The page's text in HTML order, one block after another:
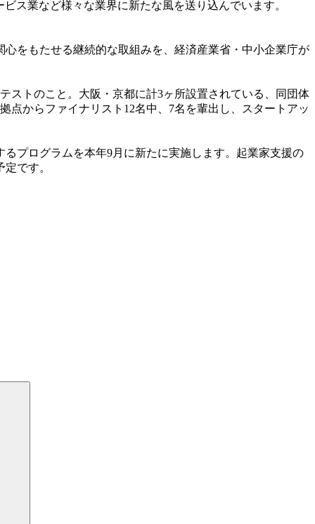
ス業など様々な業界に新たな風を送り込んでいます。
をもたせる継続的な取組みを、経済産業省・中小企業庁が
トのこと。大阪・京都に計3ヶ所設置されている、同団体
からファイナリスト12名中、7名を輩出し、スタートアッ
プログラムを本年9月に新たに実施します。起業家支援の
です。